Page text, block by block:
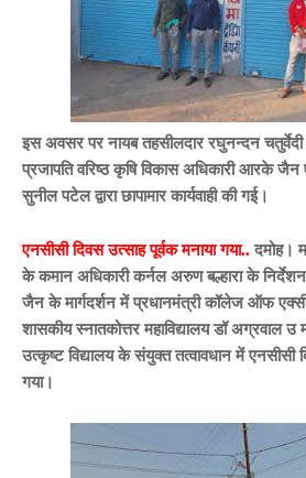
इस अवसर पर नायब तहसीलदार रघुनन्दन
प्रजापति वरिष्ठ कृषि विकास अधिकारी आरके जैन
सुनील पटेल द्वारा छापामार कार्यवाही की गई।
एनसीसी दिवस उत्साह पूर्वक मनाया गया.. दमोह।
के कमान अधिकारी कर्नल अरुण बल्हारा के
जैन के मार्गदर्शन में प्रधानमंत्री कॉलेज ऑफ
शासकीय स्नातकोत्तर महाविद्यालय डॉ अग्रवाल उ
उत्कृष्ट विद्यालय के संयुक्त तत्वावधान में एनसीसी
गया।